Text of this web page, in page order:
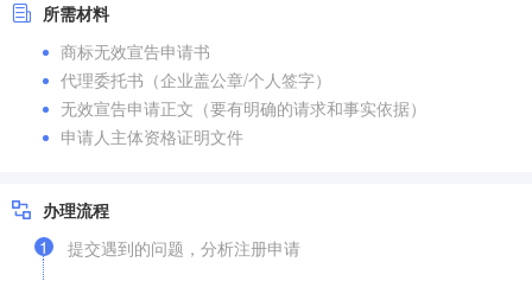
所需材料
商标无效宣告申请书
代理委托书（企业盖公章/个人签字）
无效宣告申请正文（要有明确的请求和事实依据）
申请人主体资格证明文件
办理流程
1
提交遇到的问题，分析注册申请